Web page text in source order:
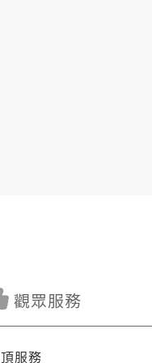
觀眾服務
服務